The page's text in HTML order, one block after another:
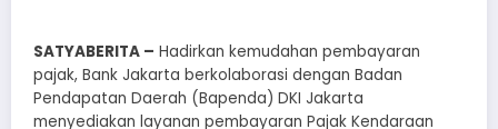
SATYABERITA – Hadirkan kemudahan pembayaran
pajak, Bank Jakarta berkolaborasi dengan Badan
Pendapatan Daerah (Bapenda) DKI Jakarta
menyediakan layanan pembayaran Pajak Kendaraan